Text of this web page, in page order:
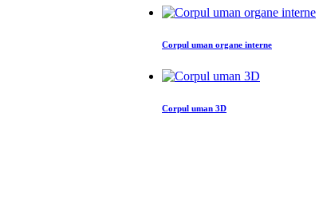
Corpul uman organe interne
Corpul uman 3D